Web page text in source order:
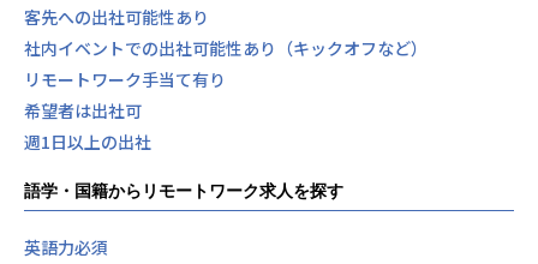
客先への出社可能性あり
社内イベントでの出社可能性あり（キックオフなど）
リモートワーク手当て有り
希望者は出社可
週1日以上の出社
語学・国籍からリモートワーク求人を探す
英語力必須